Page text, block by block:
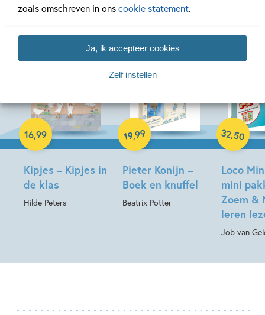
zoals omschreven in onscookie statement.
Ja, ik accepteer cookies
Zelf instellen
Kipjes – Kipjes in
de klas
Hilde Peters
16,99
Hardcover
Pieter Konijn –
Boek en knuffel
Beatrix Potter
19,99
Hardcover
Loco
mini
Zoem &
leren
Job van
32,50
Paperback